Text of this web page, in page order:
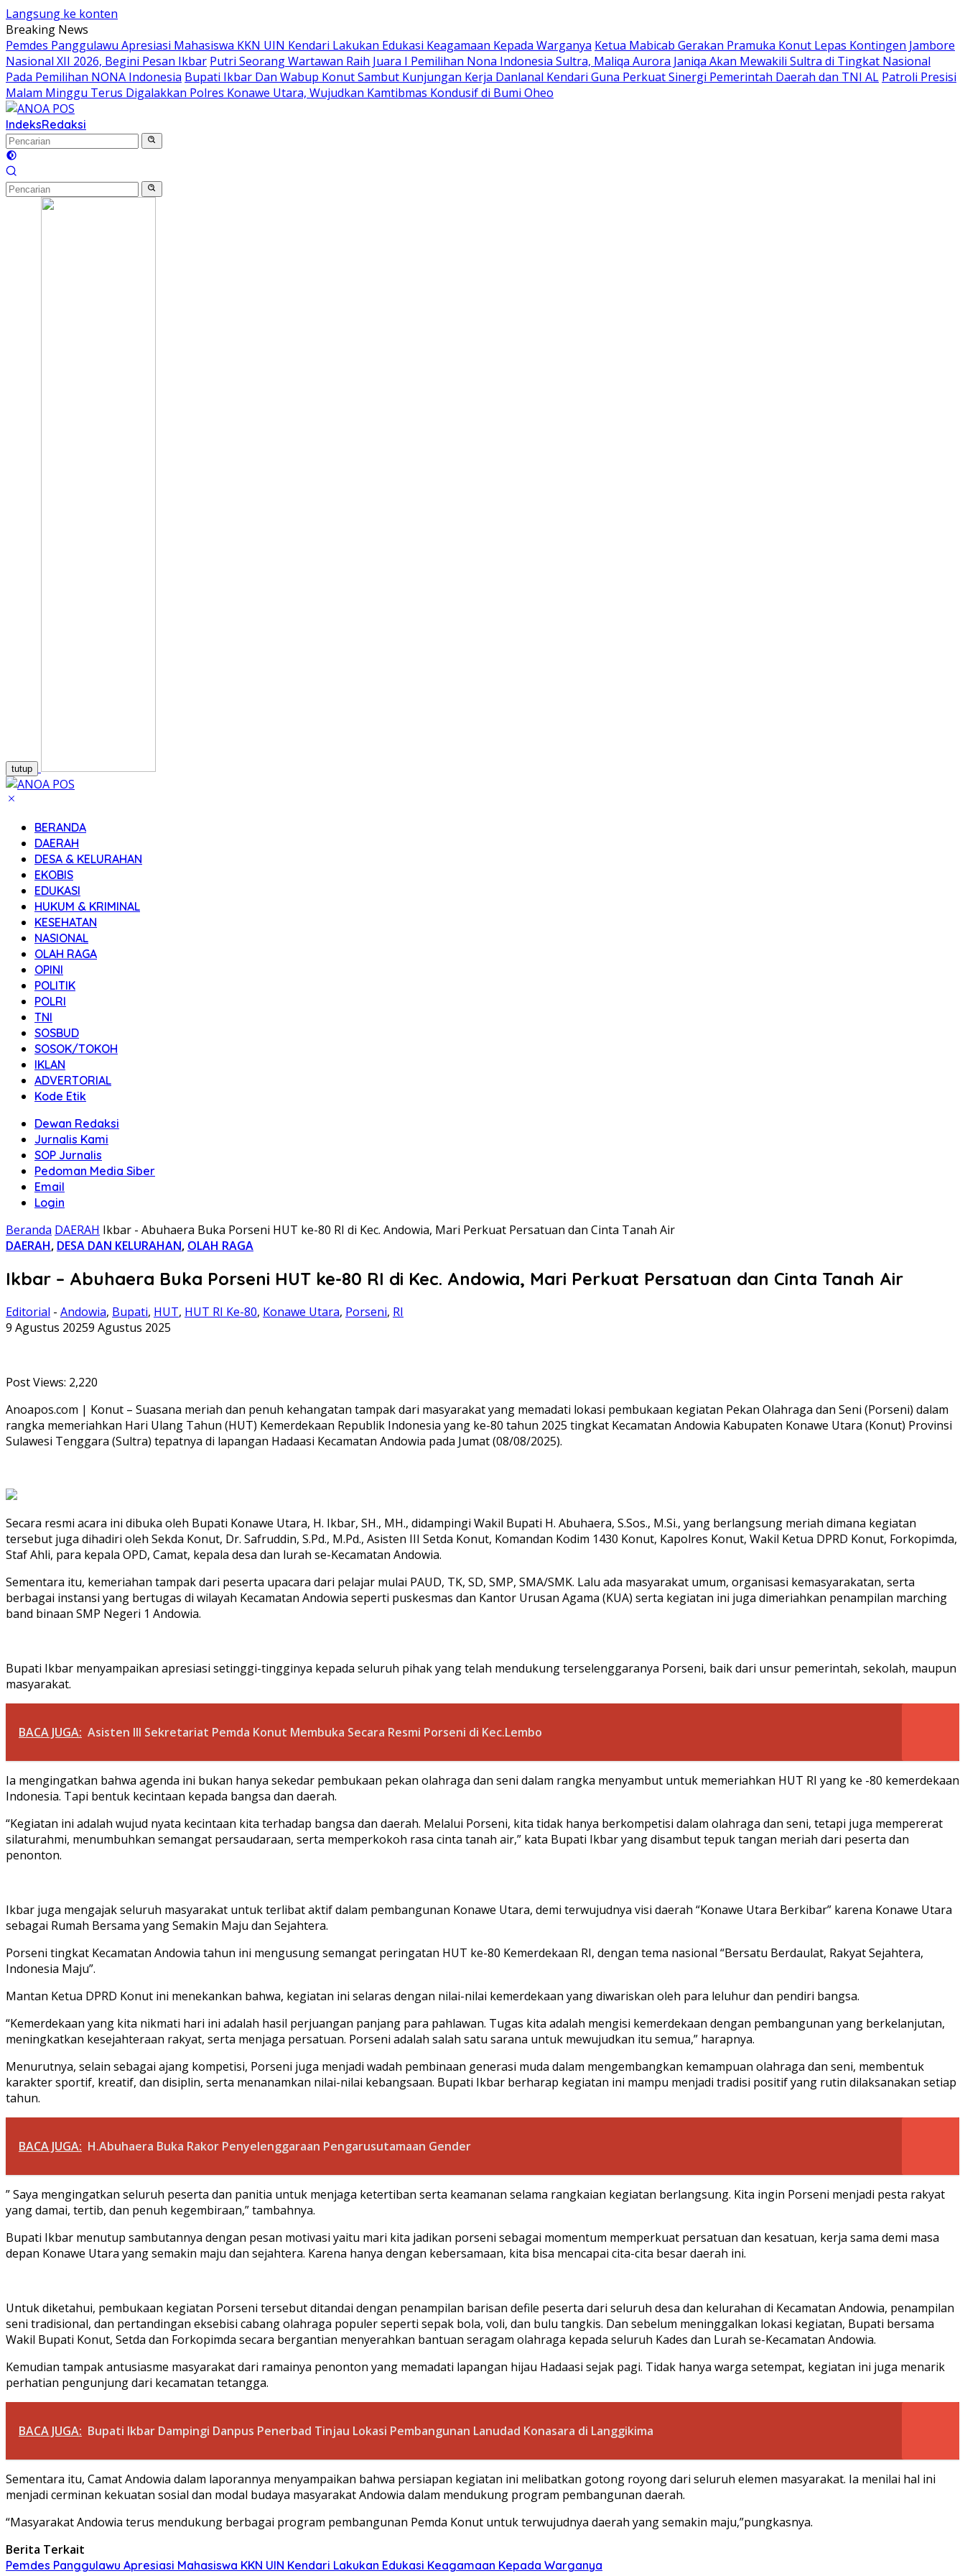
Langsung ke konten
Breaking News
Pemdes Panggulawu Apresiasi Mahasiswa KKN UIN Kendari Lakukan Edukasi Keagamaan Kepada Warganya Ketua Mabicab Gerakan Pramuka Konut Lepas Kontingen Jambore
Nasional XII 2026, Begini Pesan Ikbar Putri Seorang Wartawan ‎Raih Juara I Pemilihan Nona Indonesia Sultra, Maliqa Aurora Janiqa Akan Mewakili Sultra di Tingkat Nasional
Pada Pemilihan NONA Indonesia Bupati Ikbar Dan Wabup Konut Sambut Kunjungan Kerja Danlanal Kendari Guna Perkuat Sinergi Pemerintah Daerah dan TNI AL Patroli Presisi
Malam Minggu Terus Digalakkan Polres Konawe Utara, Wujudkan Kamtibmas Kondusif di Bumi Oheo
IndeksRedaksi
tutup
BERANDA
DAERAH
DESA & KELURAHAN
EKOBIS
EDUKASI
HUKUM & KRIMINAL
KESEHATAN
NASIONAL
OLAH RAGA
OPINI
POLITIK
POLRI
TNI
SOSBUD
SOSOK/TOKOH
IKLAN
ADVERTORIAL
Kode Etik
Dewan Redaksi
Jurnalis Kami
SOP Jurnalis
Pedoman Media Siber
Email
Login
Beranda DAERAH Ikbar - Abuhaera Buka Porseni HUT ke-80 RI di Kec. Andowia, Mari Perkuat Persatuan dan Cinta Tanah Air
DAERAH, DESA DAN KELURAHAN, OLAH RAGA
Ikbar – Abuhaera Buka Porseni HUT ke-80 RI di Kec. Andowia, Mari Perkuat Persatuan dan Cinta Tanah Air
Editorial - Andowia, Bupati, HUT, HUT RI Ke-80, Konawe Utara, Porseni, RI
9 Agustus 20259 Agustus 2025
Post Views: 2,220
Anoapos.com | Konut – Suasana meriah dan penuh kehangatan tampak dari masyarakat yang memadati lokasi pembukaan kegiatan Pekan Olahraga dan Seni (Porseni) dalam
rangka memeriahkan Hari Ulang Tahun (HUT) Kemerdekaan Republik Indonesia yang ke-80 tahun 2025 tingkat Kecamatan Andowia Kabupaten Konawe Utara (Konut) Provinsi
Sulawesi Tenggara (Sultra) tepatnya di lapangan Hadaasi Kecamatan Andowia pada Jumat (08/08/2025).
Secara resmi acara ini dibuka oleh Bupati Konawe Utara, H. Ikbar, SH., MH., didampingi Wakil Bupati H. Abuhaera, S.Sos., M.Si., yang berlangsung meriah dimana kegiatan
tersebut juga dihadiri oleh Sekda Konut, Dr. Safruddin, S.Pd., M.Pd., Asisten III Setda Konut, Komandan Kodim 1430 Konut, Kapolres Konut, Wakil Ketua DPRD Konut, Forkopimda,
Staf Ahli, para kepala OPD, Camat, kepala desa dan lurah se-Kecamatan Andowia.
Sementara itu, kemeriahan tampak dari peserta upacara dari pelajar mulai PAUD, TK, SD, SMP, SMA/SMK. Lalu ada masyarakat umum, organisasi kemasyarakatan, serta
berbagai instansi yang bertugas di wilayah Kecamatan Andowia seperti puskesmas dan Kantor Urusan Agama (KUA) serta kegiatan ini juga dimeriahkan penampilan marching
band binaan SMP Negeri 1 Andowia.
Bupati Ikbar menyampaikan apresiasi setinggi-tingginya kepada seluruh pihak yang telah mendukung terselenggaranya Porseni, baik dari unsur pemerintah, sekolah, maupun
masyarakat.
BACA JUGA: Asisten III Sekretariat Pemda Konut Membuka Secara Resmi Porseni di Kec.Lembo
Ia mengingatkan bahwa agenda ini bukan hanya sekedar pembukaan pekan olahraga dan seni dalam rangka menyambut untuk memeriahkan HUT RI yang ke -80 kemerdekaan
Indonesia. Tapi bentuk kecintaan kepada bangsa dan daerah.
“Kegiatan ini adalah wujud nyata kecintaan kita terhadap bangsa dan daerah. Melalui Porseni, kita tidak hanya berkompetisi dalam olahraga dan seni, tetapi juga mempererat
silaturahmi, menumbuhkan semangat persaudaraan, serta memperkokoh rasa cinta tanah air,” kata Bupati Ikbar yang disambut tepuk tangan meriah dari peserta dan
penonton.
Ikbar juga mengajak seluruh masyarakat untuk terlibat aktif dalam pembangunan Konawe Utara, demi terwujudnya visi daerah “Konawe Utara Berkibar” karena Konawe Utara
sebagai Rumah Bersama yang Semakin Maju dan Sejahtera.
Porseni tingkat Kecamatan Andowia tahun ini mengusung semangat peringatan HUT ke-80 Kemerdekaan RI, dengan tema nasional “Bersatu Berdaulat, Rakyat Sejahtera,
Indonesia Maju”.
Mantan Ketua DPRD Konut ini menekankan bahwa, kegiatan ini selaras dengan nilai-nilai kemerdekaan yang diwariskan oleh para leluhur dan pendiri bangsa.
“Kemerdekaan yang kita nikmati hari ini adalah hasil perjuangan panjang para pahlawan. Tugas kita adalah mengisi kemerdekaan dengan pembangunan yang berkelanjutan,
meningkatkan kesejahteraan rakyat, serta menjaga persatuan. Porseni adalah salah satu sarana untuk mewujudkan itu semua,” harapnya.
Menurutnya, selain sebagai ajang kompetisi, Porseni juga menjadi wadah pembinaan generasi muda dalam mengembangkan kemampuan olahraga dan seni, membentuk
karakter sportif, kreatif, dan disiplin, serta menanamkan nilai-nilai kebangsaan. Bupati Ikbar berharap kegiatan ini mampu menjadi tradisi positif yang rutin dilaksanakan setiap
tahun.
BACA JUGA: H.Abuhaera Buka Rakor Penyelenggaraan Pengarusutamaan Gender
” Saya mengingatkan seluruh peserta dan panitia untuk menjaga ketertiban serta keamanan selama rangkaian kegiatan berlangsung. Kita ingin Porseni menjadi pesta rakyat
yang damai, tertib, dan penuh kegembiraan,” tambahnya.
Bupati Ikbar menutup sambutannya dengan pesan motivasi yaitu mari kita jadikan porseni sebagai momentum memperkuat persatuan dan kesatuan, kerja sama demi masa
depan Konawe Utara yang semakin maju dan sejahtera. Karena hanya dengan kebersamaan, kita bisa mencapai cita-cita besar daerah ini.
Untuk diketahui, pembukaan kegiatan Porseni tersebut ditandai dengan penampilan barisan defile peserta dari seluruh desa dan kelurahan di Kecamatan Andowia, penampilan
seni tradisional, dan pertandingan eksebisi cabang olahraga populer seperti sepak bola, voli, dan bulu tangkis. Dan sebelum meninggalkan lokasi kegiatan, Bupati bersama
Wakil Bupati Konut, Setda dan Forkopimda secara bergantian menyerahkan bantuan seragam olahraga kepada seluruh Kades dan Lurah se-Kecamatan Andowia.
Kemudian tampak antusiasme masyarakat dari ramainya penonton yang memadati lapangan hijau Hadaasi sejak pagi. Tidak hanya warga setempat, kegiatan ini juga menarik
perhatian pengunjung dari kecamatan tetangga.
BACA JUGA: Bupati Ikbar Dampingi Danpus Penerbad Tinjau Lokasi Pembangunan Lanudad Konasara di Langgikima
Sementara itu, Camat Andowia dalam laporannya menyampaikan bahwa persiapan kegiatan ini melibatkan gotong royong dari seluruh elemen masyarakat. Ia menilai hal ini
menjadi cerminan kekuatan sosial dan modal budaya masyarakat Andowia dalam mendukung program pembangunan daerah.
“Masyarakat Andowia terus mendukung berbagai program pembangunan Pemda Konut untuk terwujudnya daerah yang semakin maju,”pungkasnya.
Berita Terkait
Pemdes Panggulawu Apresiasi Mahasiswa KKN UIN Kendari Lakukan Edukasi Keagamaan Kepada Warganya